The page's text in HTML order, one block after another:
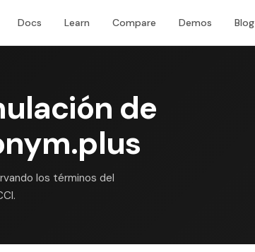
Docs Learn Compare Demos Blog
de
los términos del